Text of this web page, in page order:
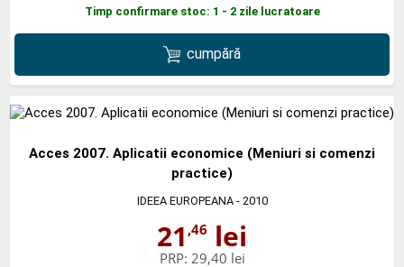
Timp confirmare stoc: 1 - 2 zile lucratoare
cumpără
Acces 2007. Aplicatii economice (Meniuri si comenzi
practice)
IDEEA EUROPEANA- 2010
21 ,46 lei
PRP: 29,40 lei